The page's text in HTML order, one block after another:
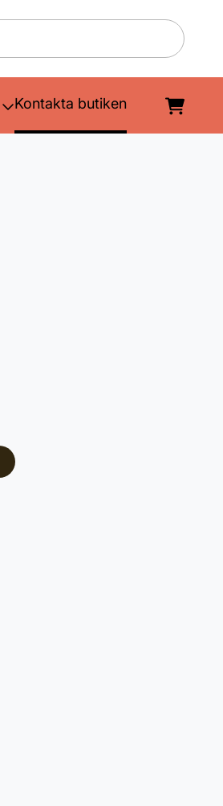
Kontakta butiken